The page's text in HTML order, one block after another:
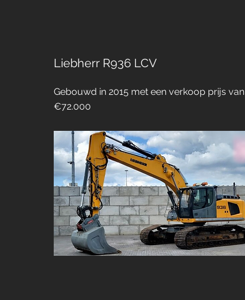
Liebherr R936 LCV
Gebouwd in 2015 met een verkoop prijs van
€72.000